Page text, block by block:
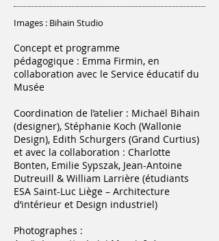
Images : Bihain Studio
Concept et programme
pédagogique : Emma Firmin, en
collaboration avec le Service éducatif du
Musée
Coordination de l’atelier : Michaël Bihain
(designer), Stéphanie Koch (Wallonie
Design), Edith Schurgers (Grand Curtius)
et avec la collaboration : Charlotte
Bonten, Emilie Sypszak, Jean-Antoine
Dutreuill & William Larrière (étudiants
ESA Saint-Luc Liège – Architecture
d’intérieur et Design industriel)
Photographes :